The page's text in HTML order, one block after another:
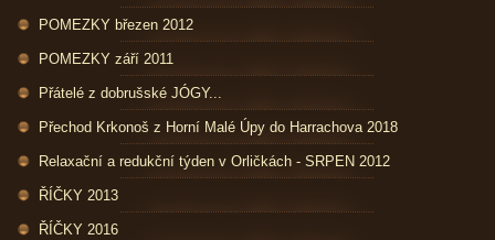
POMEZKY březen 2012
POMEZKY září 2011
Přátelé z dobrušské JÓGY...
Přechod Krkonoš z Horní Malé Úpy do Harrachova 2018
Relaxační a redukční týden v Orličkách - SRPEN 2012
ŘÍČKY 2013
ŘÍČKY 2016